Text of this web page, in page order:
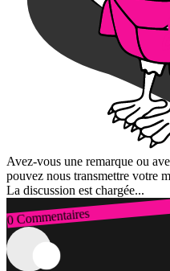
Avez-vous une remarque ou
pouvez nous transmettre votre
La discussion est chargée...
0 Commentaires
Connexion